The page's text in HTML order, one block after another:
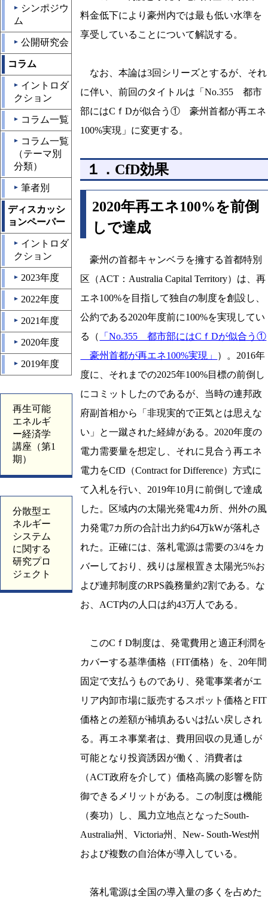
▲
シンポジウ
ム
▲ 公開研究会
コラム
▲ イントロダ
クション
▲ コラム一覧
▲
コラム一覧
（テーマ別
分類）
▲ 筆者別
ディスカッシ
ョンペーパー
▲ イントロダ
クション
▲ 2023年度
▲ 2022年度
▲ 2021年度
▲ 2020年度
▲ 2019年度
再生可能
エネルギ
ー経済学
講座（第1
期）
分散型エ
ネルギー
システム
に関する
研究プロ
ジェクト
料金低下により豪州内では最も低い水準を
享受していることについて解説する。
なお、本論は3回シリーズとするが、それ
に伴い、前回のタイトルは「No.355 都市
部にはCｆDが似合う① 豪州首都が再エネ
100%実現」に変更する。
１．CfD効果
2020年再エネ100%を前倒
しで達成
豪州の首都キャンベラを擁する首都特別
区（ACT：Australia Capital Territory）は、再
エネ100%を目指して独自の制度を創設し、
公約である2020年度前に100%を実現してい
る（
「No.355 都市部にはCｆDが似合う①
豪州首都が再エネ100%実現」 ）。2016年
度に、それまでの2025年100%目標の前倒し
にコミットしたのであるが、当時の連邦政
府副首相から「非現実的で正気とは思えな
い」と一蹴された経緯がある。2020年度の
電力需要量を想定し、それに見合う再エネ
電力をCfD（Contract for Difference）方式に
て入札を行い、2019年10月に前倒しで達成
した。区域内の太陽光発電4カ所、州外の風
力発電7カ所の合計出力約64万kWが落札さ
れた。正確には、落札電源は需要の3/4をカ
バーしており、残りは屋根置き太陽光5%お
よび連邦制度のRPS義務量約2割である。な
お、ACT内の人口は約43万人である。
このCｆD制度は、発電費用と適正利潤を
カバーする基準価格（FIT価格）を、20年間
固定で支払うものであり、発電事業者がエ
リア内卸市場に販売するスポット価格とFIT
価格との差額が補填あるいは払い戻しされ
る。再エネ事業者は、費用回収の見通しが
可能となり投資誘因が働く、消費者は
（ACT政府を介して）価格高騰の影響を防
御できるメリットがある。この制度は機能
（奏功）し、風力立地点となったSouth-
Australia州、Victoria州、New- South-West州
および複数の自治体が導入している。
落札電源は全国の導入量の多くを占めた